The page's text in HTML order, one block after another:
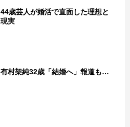
44歳芸人が婚活で直面した理想と
現実
有村架純32歳「結婚へ」報道も…